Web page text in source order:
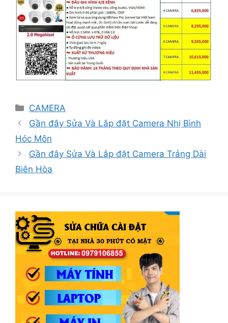
Danh
mục
CAMERA
Gần đây Sửa Và Lắp đặt Camera Nhị Bình
Hóc Môn
Gần đây Sửa Và Lắp đặt Camera Trảng Dài
Biên Hòa